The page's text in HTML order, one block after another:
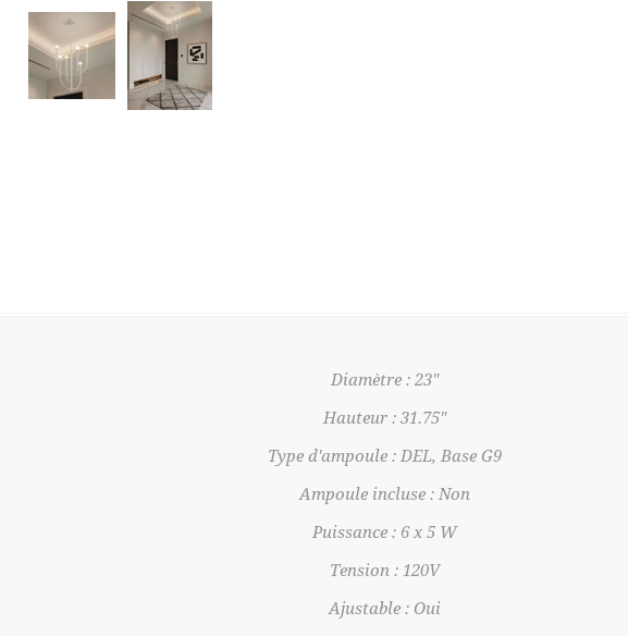
Diamètre : 23"
Hauteur : 31.75"
Type d'ampoule : DEL, Base G9
Ampoule incluse : Non
Puissance : 6 x 5 W
Tension : 120V
Ajustable : Oui